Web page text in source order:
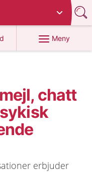
Meny
chatt
erbjuder